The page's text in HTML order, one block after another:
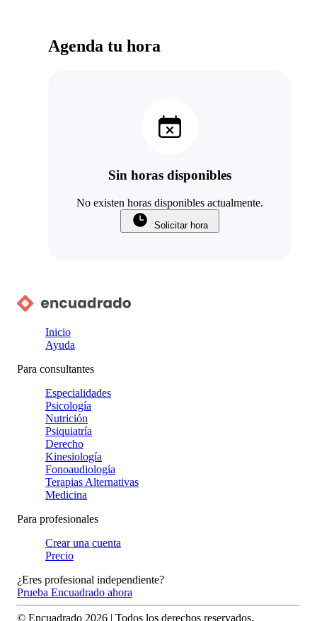
Agenda tu hora
Sin horas disponibles
No existen horas disponibles actualmente.
Solicitar hora
Inicio
Ayuda
Para consultantes
Especialidades
Psicología
Nutrición
Psiquiatría
Derecho
Kinesiología
Fonoaudiología
Terapias Alternativas
Medicina
Para profesionales
Crear una cuenta
Precio
¿Eres profesional independiente?
Prueba Encuadrado ahora
© Encuadrado 2026 | Todos los derechos reservados.